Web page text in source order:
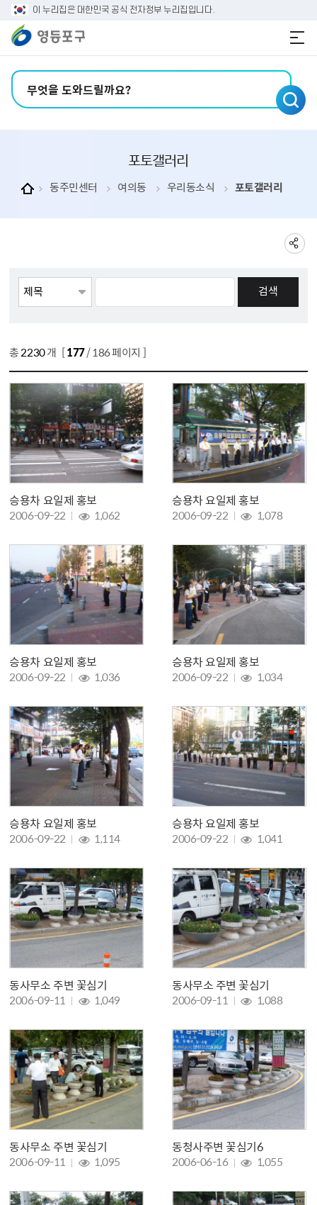
본문 바로가기
주메뉴 바로가기
이 누리집은 대한민국 공식 전자정부 누리집입니다.
포토갤러리
동주민센터 여의동 우리동소식 포토갤러리
총2230개 [177/ 186 페이지 ]
승용차 요일제 홍보
2006-09-22 1,062
승용차 요일제 홍보
2006-09-22 1,078
승용차 요일제 홍보
2006-09-22 1,036
승용차 요일제 홍보
2006-09-22 1,034
승용차 요일제 홍보
2006-09-22 1,114
승용차 요일제 홍보
2006-09-22 1,041
동사무소 주변 꽃심기
2006-09-11 1,049
동사무소 주변 꽃심기
2006-09-11 1,088
동사무소 주변 꽃심기
2006-09-11 1,095
동청사주변 꽃심기6
2006-06-16 1,055